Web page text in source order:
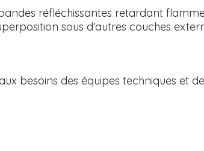
réfléchissantes retardant
sous d’autres couches
besoins des équipes techniques et